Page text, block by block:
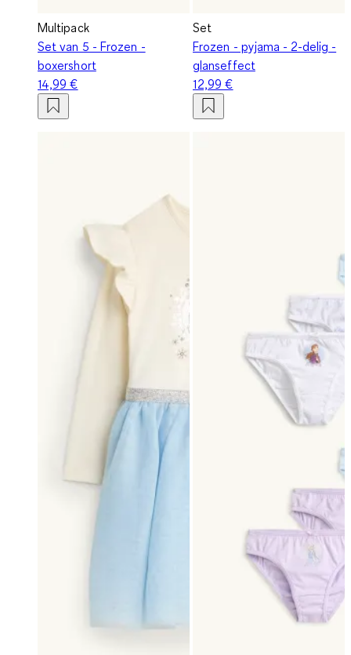
Multipack
Set van 5 - Frozen -
boxershort
14,99 €
Set
Frozen - pyjama - 2-delig -
glanseffect
12,99 €